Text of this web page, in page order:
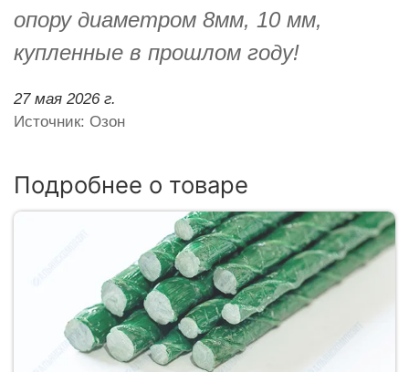
опору диаметром 8мм, 10 мм,
купленные в прошлом году!
27 мая 2026 г.
Источник: Озон
Подробнее о товаре